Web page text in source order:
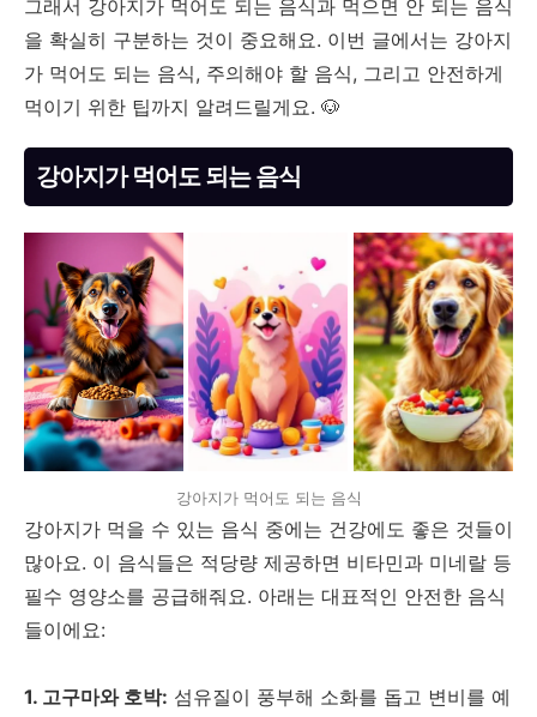
그래서 강아지가 먹어도 되는 음식과 먹으면 안 되는 음식
을 확실히 구분하는 것이 중요해요. 이번 글에서는 강아지
가 먹어도 되는 음식, 주의해야 할 음식, 그리고 안전하게
먹이기 위한 팁까지 알려드릴게요. 🐶
강아지가 먹어도 되는 음식
강아지가 먹어도 되는 음식
강아지가 먹을 수 있는 음식 중에는 건강에도 좋은 것들이
많아요. 이 음식들은 적당량 제공하면 비타민과 미네랄 등
필수 영양소를 공급해줘요. 아래는 대표적인 안전한 음식
들이에요:
1. 고구마와 호박: 섬유질이 풍부해 소화를 돕고 변비를 예